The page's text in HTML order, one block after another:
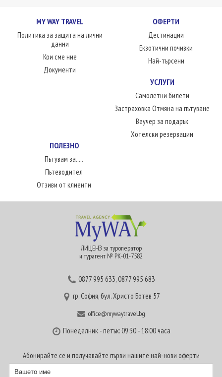
MY WAY TRAVEL
Политика за защита на лични
данни
Кои сме ние
Документи
ОФЕРТИ
Дестинации
Екзотични почивки
Най-търсени
УСЛУГИ
Самолетни билети
Застраховка Отмяна на пътуване
Ваучер за подарък
Хотелски резервации
ПОЛЕЗНО
Пътувам за.....
Пътеводител
Отзиви от клиенти
ЛИЦЕНЗ за туроператор
и турагент № РК-01-7582
0877 995 633,0877 995 683
гр. София, бул. Христо Ботев 57
office@mywaytravel.bg
Понеделник - петък: 09:30 - 18:00 часа
Абонирайте се и получавайте първи нашите най-нови оферти